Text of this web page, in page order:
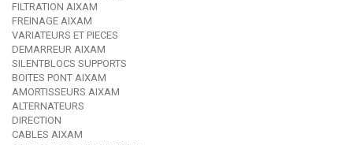
FILTRATION AIXAM
FREINAGE AIXAM
VARIATEURS ET PIECES
DEMARREUR AIXAM
SILENTBLOCS SUPPORTS
BOITES PONT AIXAM
AMORTISSEURS AIXAM
ALTERNATEURS
DIRECTION
CABLES AIXAM